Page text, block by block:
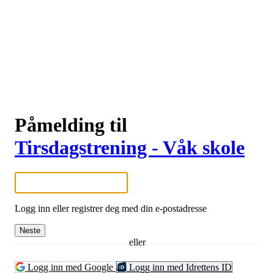
Påmelding til
Tirsdagstrening - Våk skole
Logg inn eller registrer deg med din e-postadresse
Neste
eller
Logg inn med Google Logg inn med Idrettens ID